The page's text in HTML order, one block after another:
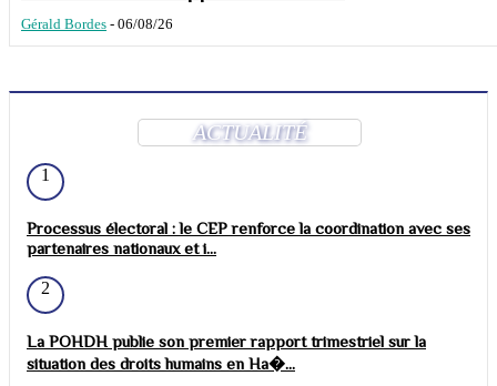
Gérald Bordes - 06/08/26
ACTUALITÉ
1
Processus électoral : le CEP renforce la coordination avec ses
partenaires nationaux et i...
2
La POHDH publie son premier rapport trimestriel sur la
situation des droits humains en Ha�...